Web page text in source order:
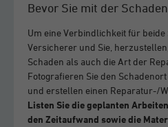
Bevor Sie mit der
Um eine Verbindlichkeit für beide
Versicherer und Sie,
Schaden als auch die Art der
Fotografieren Sie den
und erstellen einen Reparatur-/
Listen Sie die geplanten
den Zeitaufwand sowie die